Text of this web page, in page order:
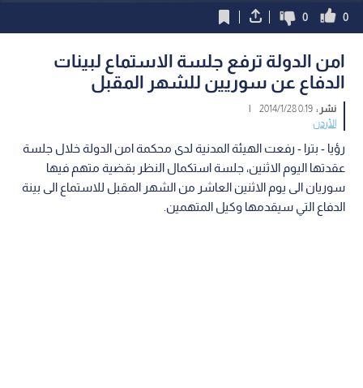
0
0
امن الدولة ترفع جلسة الاستماع لبينات
الدفاع عن سوريين للشهر المقبل
نشر :0:19 2014/1/28
|
الأردن
رؤيا - بترا - رفعت الهيئة المدنية لدى محكمة امن الدولة خلال جلسة
عقدتها اليوم الاثنين، جلسة استكمال النظر بقضية متهم فيها
سوريان الى يوم الاثنين العاشر من الشهر المقبل للاستماع الى بينة
الدفاع التي سيقدمها وكيل المتهمين.